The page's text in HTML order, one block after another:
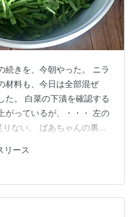
続きを、今朝やった。 ニラ
材料も、今日は全部混ぜ
た。 白菜の下漬を確認する
がっているが、・・・ 左の
ない。 ばあちゃんの裏ワ
ンプは、（いくら、石油
があったので、ひしゃく
あとは、タレと白菜を混ぜ
す。 クリスマススワッグ
お花のおけいこ」は、ク
リース